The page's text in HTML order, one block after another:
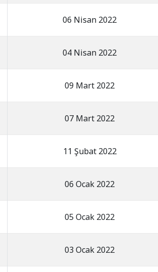
06 Nisan 2022
04 Nisan 2022
09 Mart 2022
07 Mart 2022
11 Şubat 2022
06 Ocak 2022
05 Ocak 2022
03 Ocak 2022